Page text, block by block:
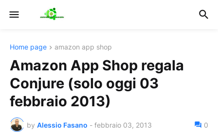
Home page amazon app shop
Amazon App Shop regala
Conjure (solo oggi 03
febbraio 2013)
by Alessio Fasano - febbraio 03, 2013 0